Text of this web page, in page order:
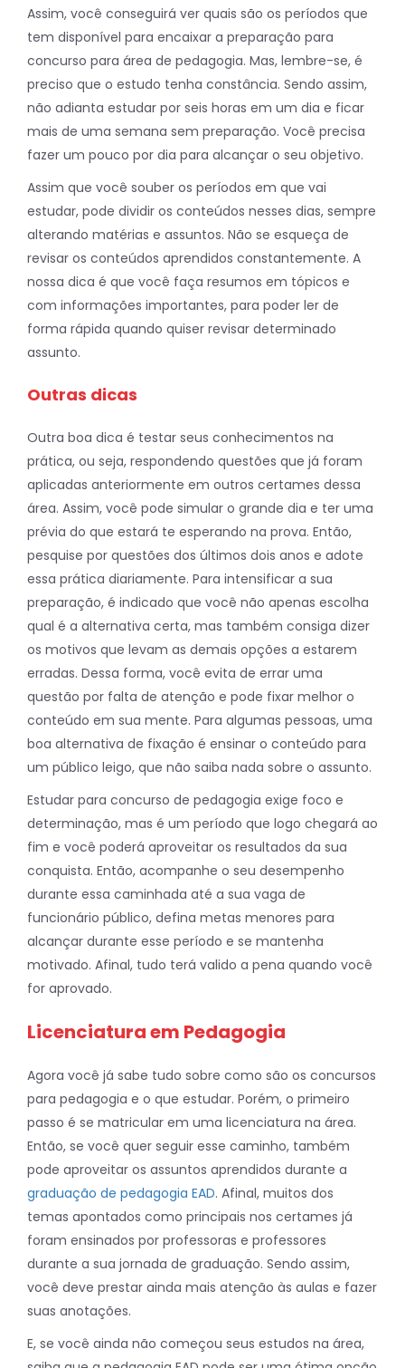
Assim, você conseguirá ver quais são os períodos que
tem disponível para encaixar a preparação para
concurso para área de pedagogia. Mas, lembre-se, é
preciso que o estudo tenha constância. Sendo assim,
não adianta estudar por seis horas em um dia e ficar
mais de uma semana sem preparação. Você precisa
fazer um pouco por dia para alcançar o seu objetivo.
Assim que você souber os períodos em que vai
estudar, pode dividir os conteúdos nesses dias, sempre
alterando matérias e assuntos. Não se esqueça de
revisar os conteúdos aprendidos constantemente. A
nossa dica é que você faça resumos em tópicos e
com informações importantes, para poder ler de
forma rápida quando quiser revisar determinado
assunto.
Outras dicas
Outra boa dica é testar seus conhecimentos na
prática, ou seja, respondendo questões que já foram
aplicadas anteriormente em outros certames dessa
área. Assim, você pode simular o grande dia e ter uma
prévia do que estará te esperando na prova. Então,
pesquise por questões dos últimos dois anos e adote
essa prática diariamente. Para intensificar a sua
preparação, é indicado que você não apenas escolha
qual é a alternativa certa, mas também consiga dizer
os motivos que levam as demais opções a estarem
erradas. Dessa forma, você evita de errar uma
questão por falta de atenção e pode fixar melhor o
conteúdo em sua mente. Para algumas pessoas, uma
boa alternativa de fixação é ensinar o conteúdo para
um público leigo, que não saiba nada sobre o assunto.
Estudar para concurso de pedagogia exige foco e
determinação, mas é um período que logo chegará ao
fim e você poderá aproveitar os resultados da sua
conquista. Então, acompanhe o seu desempenho
durante essa caminhada até a sua vaga de
funcionário público, defina metas menores para
alcançar durante esse período e se mantenha
motivado. Afinal, tudo terá valido a pena quando você
for aprovado.
Licenciatura em Pedagogia
Agora você já sabe tudo sobre como são os concursos
para pedagogia e o que estudar. Porém, o primeiro
passo é se matricular em uma licenciatura na área.
Então, se você quer seguir esse caminho, também
pode aproveitar os assuntos aprendidos durante a
graduação de pedagogia EAD. Afinal, muitos dos
temas apontados como principais nos certames já
foram ensinados por professoras e professores
durante a sua jornada de graduação. Sendo assim,
você deve prestar ainda mais atenção às aulas e fazer
suas anotações.
E, se você ainda não começou seus estudos na área,